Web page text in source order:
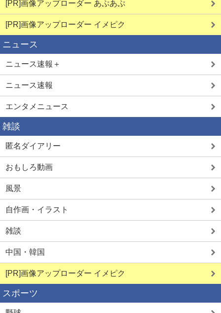
[PR]画像アップローダー あぷあぷ
[PR]画像アップローダー イメピク
ニュース
ニュース速報＋
ニュース速報
エンタメニュース
雑談
匿名ダイアリー
おもしろ動画
風景
自作画・イラスト
雑談
中国・韓国
[PR]画像アップローダー イメピク
スポーツ